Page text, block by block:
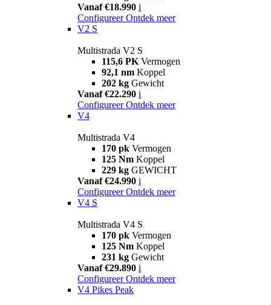
Vanaf €18.990 i
Configureer Ontdek meer
V2 S
Multistrada V2 S
115,6 PK Vermogen
92,1 nm Koppel
202 kg Gewicht
Vanaf €22.290 i
Configureer Ontdek meer
V4
Multistrada V4
170 pk Vermogen
125 Nm Koppel
229 kg GEWICHT
Vanaf €24.990 i
Configureer Ontdek meer
V4 S
Multistrada V4 S
170 pk Vermogen
125 Nm Koppel
231 kg Gewicht
Vanaf €29.890 i
Configureer Ontdek meer
V4 Pikes Peak